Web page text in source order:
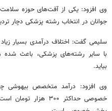
وی افزود: یکی از آفت‌های حوزه
جوانان در انتخاب رشته پزشکی دچار
سلیمی گفت: اختلاف درآمدی بسیار زیاد
با سایر رشته‌های پزشکی، باعث
بیاید.
خصوصی حداکثر ۳۰۰